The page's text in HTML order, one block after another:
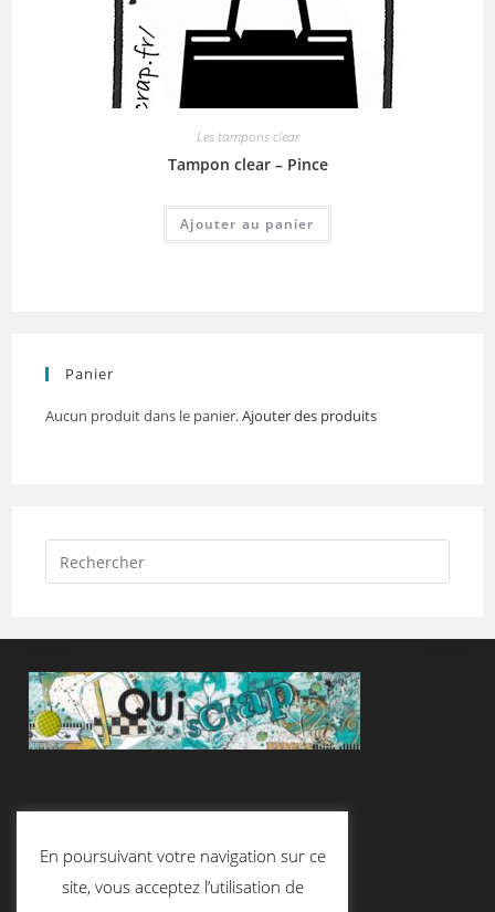
Les tampons clear
Tampon clear – Pince
Ajouter au panier
Panier
Aucun produit dans le panier.Ajouter des produits
En poursuivant votre navigation sur ce
site, vous acceptez l’utilisation de